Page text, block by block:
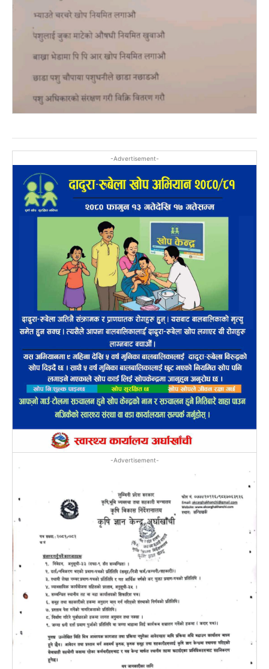
-Advertisement-
-Advertisement-